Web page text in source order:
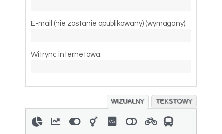
E-mail (nie zostanie opublikowany) (wymagany):
Witryna internetowa:
WIZUALNY TEKSTOWY